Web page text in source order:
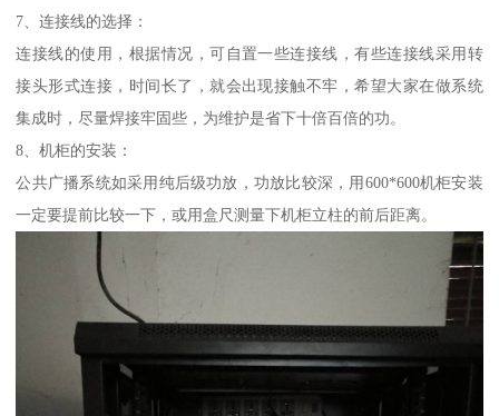
7、连接线的选择：
连接线的使用，根据情况，可自置一些连接线，有些连接线采用转
接头形式连接，时间长了，就会出现接触不牢，希望大家在做系统
集成时，尽量焊接牢固些，为维护是省下十倍百倍的功。
8、机柜的安装：
公共广播系统如采用纯后级功放，功放比较深，用600*600机柜安装
一定要提前比较一下，或用盒尺测量下机柜立柱的前后距离。